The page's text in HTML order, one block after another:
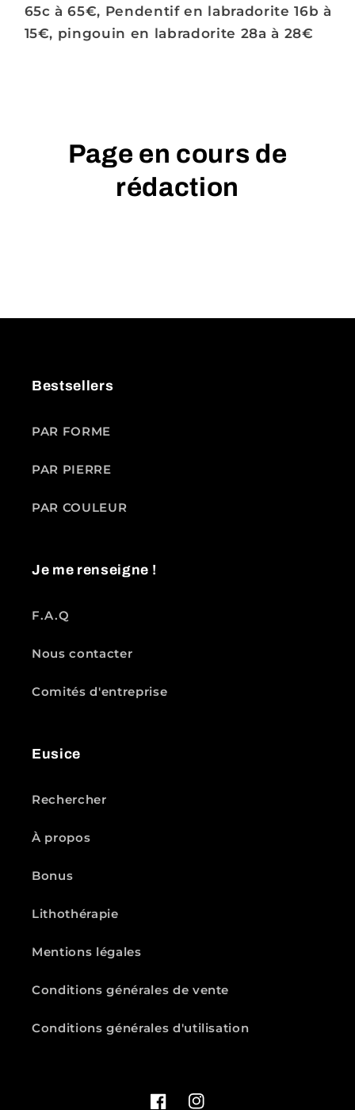
65c à 65€, Pendentif en labradorite 16b à
15€, pingouin en labradorite 28a à 28€
Page en cours de
rédaction
Bestsellers
PAR FORME
PAR PIERRE
PAR COULEUR
Je me renseigne !
F.A.Q
Nous contacter
Comités d'entreprise
Eusice
Rechercher
À propos
Bonus
Lithothérapie
Mentions légales
Conditions générales de vente
Conditions générales d'utilisation